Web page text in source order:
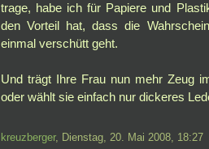
trage, habe ich für Papiere und
den Vorteil hat, dass die
einmal verschütt geht.
Und trägt Ihre Frau nun mehr Zeug
oder wählt sie einfach nur dickeres
kreuzberger, Dienstag, 20. Mai 2008, 18:27